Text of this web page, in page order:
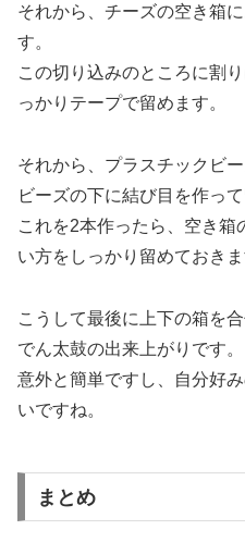
それから、チーズの空き箱
す。
この切り込みのところに割
っかりテープで留めます。
それから、プラスチックビ
ビーズの下に結び目を作って
これを2本作ったら、空き箱
い方をしっかり留めておきま
こうして最後に上下の箱を
でん太鼓の出来上がりです。
意外と簡単ですし、自分好
いですね。
まとめ